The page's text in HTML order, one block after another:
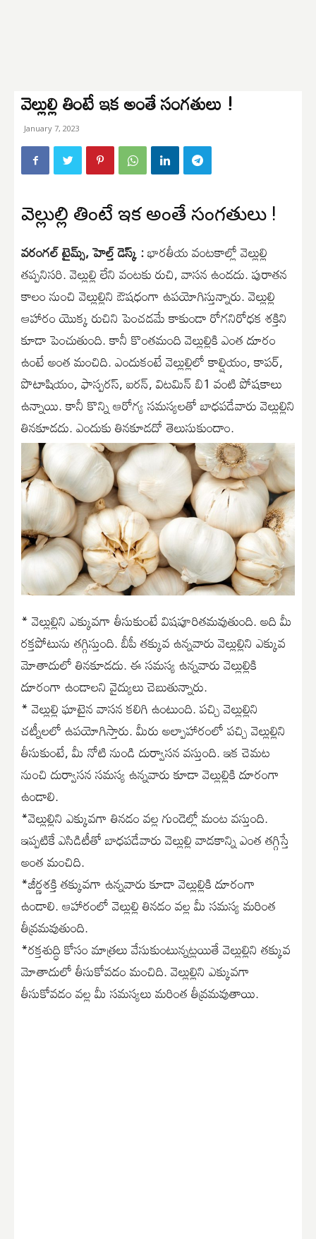
వెల్లుల్లి తింటే ఇక అంతే సంగతులు !
January 7, 2023
వెల్లుల్లి తింటే ఇక అంతే సంగతులు !
వరంగల్ టైమ్స్, హెల్త్ డెస్క్ :భారతీయ వంటకాల్లో వెల్లుల్లి
తప్పనిసరి. వెల్లుల్లి లేని వంటకు రుచి, వాసన ఉండదు. పురాతన
కాలం నుంచి వెల్లుల్లిని ఔషధంగా ఉపయోగిస్తున్నారు. వెల్లుల్లి
ఆహారం యొక్క రుచిని పెంచడమే కాకుండా రోగనిరోధక శక్తిని
కూడా పెంచుతుంది. కానీ కొంతమంది వెల్లుల్లికి ఎంత దూరం
ఉంటే అంత మంచిది. ఎందుకంటే వెల్లుల్లిలో కాల్షియం, కాపర్,
పొటాషియం, ఫాస్పరస్, ఐరన్, విటమిన్ బి1 వంటి పోషకాలు
ఉన్నాయి. కానీ కొన్ని ఆరోగ్య సమస్యలతో బాధపడేవారు వెల్లుల్లిని
తినకూడదు. ఎందుకు తినకూడదో తెలుసుకుందాం.
* వెల్లుల్లిని ఎక్కువగా తీసుకుంటే విషపూరితమవుతుంది. అది మీ
రక్తపోటును తగ్గిస్తుంది. బీపీ తక్కువ ఉన్నవారు వెల్లుల్లిని ఎక్కువ
మోతాదులో తినకూడదు. ఈ సమస్య ఉన్నవారు వెల్లుల్లికి
దూరంగా ఉండాలని వైద్యులు చెబుతున్నారు.
* వెల్లుల్లి ఘాటైన వాసన కలిగి ఉంటుంది. పచ్చి వెల్లుల్లిని
చట్నీలలో ఉపయోగిస్తారు. మీరు అల్పాహారంలో పచ్చి వెల్లుల్లిని
తీసుకుంటే, మీ నోటి నుండి దుర్వాసన వస్తుంది. ఇక చెమట
నుంచి దుర్వాసన సమస్య ఉన్నవారు కూడా వెల్లుల్లికి దూరంగా
ఉండాలి.
*వెల్లుల్లిని ఎక్కువగా తినడం వల్ల గుండెల్లో మంట వస్తుంది.
ఇప్పటికే ఎసిడిటీతో బాధపడేవారు వెల్లుల్లి వాడకాన్ని ఎంత తగ్గిస్తే
అంత మంచిది.
*జీర్ణశక్తి తక్కువగా ఉన్నవారు కూడా వెల్లుల్లికి దూరంగా
ఉండాలి. ఆహారంలో వెల్లుల్లి తినడం వల్ల మీ సమస్య మరింత
తీవ్రమవుతుంది.
*రక్తశుద్ధి కోసం మాత్రలు వేసుకుంటున్నట్లయితే వెల్లుల్లిని తక్కువ
మోతాదులో తీసుకోవడం మంచిది. వెల్లుల్లిని ఎక్కువగా
తీసుకోవడం వల్ల మీ సమస్యలు మరింత తీవ్రమవుతాయి.